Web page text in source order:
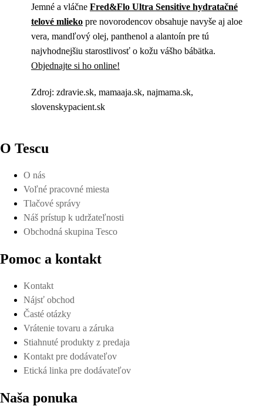
Jemné a vláčne Fred&Flo Ultra Sensitive hydratačné
telové mlieko pre novorodencov obsahuje navyše aj aloe
vera, mandľový olej, panthenol a alantoín pre tú
najvhodnejšiu starostlivosť o kožu vášho bábätka.
Objednajte si ho online!
Zdroj: zdravie.sk, mamaaja.sk, najmama.sk,
slovenskypacient.sk
O Tescu
O nás
Voľné pracovné miesta
Tlačové správy
Náš prístup k udržateľnosti
Obchodná skupina Tesco
Pomoc a kontakt
Kontakt
Nájsť obchod
Časté otázky
Vrátenie tovaru a záruka
Stiahnuté produkty z predaja
Kontakt pre dodávateľov
Etická linka pre dodávateľov
Naša ponuka